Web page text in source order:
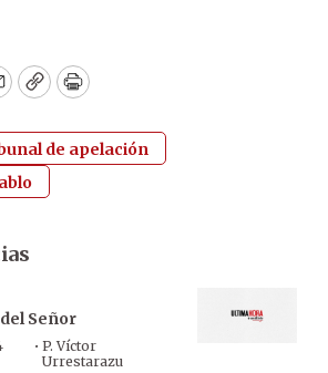
CopyPrint
de apelación
Señor
· P. Víctor
Urrestarazu